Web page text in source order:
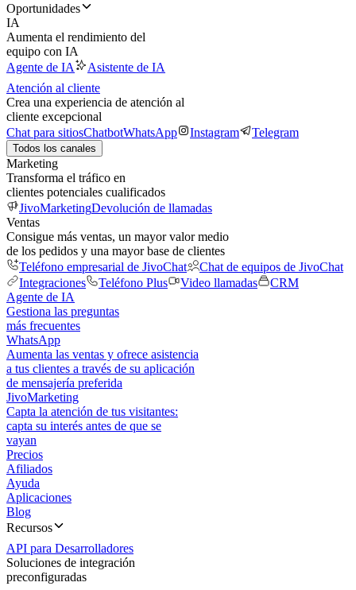
Oportunidades
IA
Aumenta el rendimiento del
equipo con IA
Agente de IA
Asistente de IA
Atención al cliente
Crea una experiencia de atención al
cliente excepcional
Chat para sitiosChatbotWhatsApp Instagram Telegram
Todos los canales
Marketing
Transforma el tráfico en
clientes potenciales cualificados
JivoMarketingDevolución de llamadas
Ventas
Consigue más ventas, un mayor valor medio
de los pedidos y una mayor base de clientes
Teléfono empresarial de JivoChat
Chat de equipos de JivoChat
Integraciones
Teléfono Plus Video llamadas
CRM
Agente de IA
Gestiona las preguntas
más frecuentes
WhatsApp
Aumenta las ventas y ofrece asistencia
a tus clientes a través de su aplicación
de mensajería preferida
JivoMarketing
Capta la atención de tus visitantes:
capta su interés antes de que se
vayan
Precios
Afiliados
Ayuda
Aplicaciones
Blog
Recursos
API para Desarrolladores
Soluciones de integración
preconfiguradas